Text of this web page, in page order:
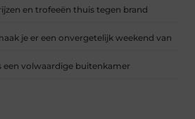
en trofeeën thuis tegen brand
je er een onvergetelijk weekend van
een volwaardige buitenkamer